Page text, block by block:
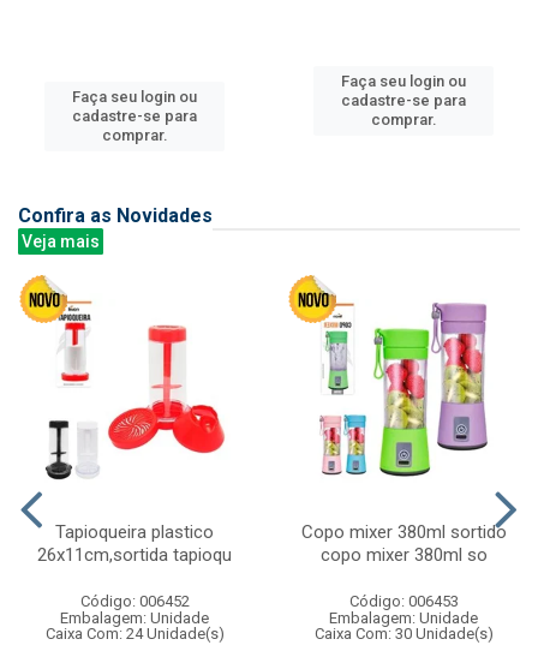
Faça seu login ou
cadastre-se para
comprar.
Faça seu login ou
cadastre-se para
comprar.
Confira as Novidades
Veja mais
Tapioqueira plastico
26x11cm,sortida tapioqu
Código: 006452
Embalagem: Unidade
Caixa Com: 24 Unidade(s)
Copo mixer 380ml sortido
copo mixer 380ml so
Código: 006453
Embalagem: Unidade
Caixa Com: 30 Unidade(s)